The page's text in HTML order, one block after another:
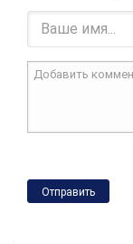
Отправить